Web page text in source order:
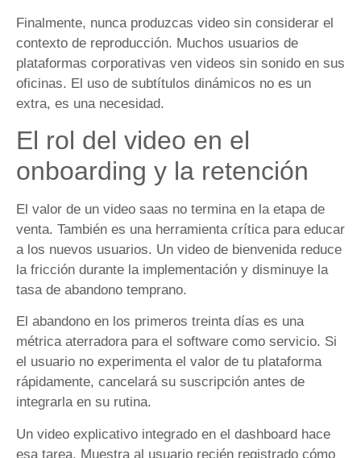
Finalmente, nunca produzcas video sin considerar el
contexto de reproducción. Muchos usuarios de
plataformas corporativas ven videos sin sonido en sus
oficinas. El uso de subtítulos dinámicos no es un
extra, es una necesidad.
El rol del video en el
onboarding y la retención
El valor de un video saas no termina en la etapa de
venta. También es una herramienta crítica para educar
a los nuevos usuarios. Un video de bienvenida reduce
la fricción durante la implementación y disminuye la
tasa de abandono temprano.
El abandono en los primeros treinta días es una
métrica aterradora para el software como servicio. Si
el usuario no experimenta el valor de tu plataforma
rápidamente, cancelará su suscripción antes de
integrarla en su rutina.
Un video explicativo integrado en el dashboard hace
esa tarea. Muestra al usuario recién registrado cómo